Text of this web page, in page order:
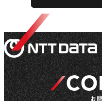
お